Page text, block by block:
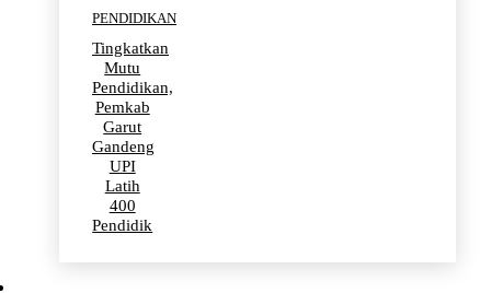
PENDIDIKAN
Tingkatkan
Mutu
Pendidikan,
Pemkab
Garut
Gandeng
UPI
Latih
400
Pendidik